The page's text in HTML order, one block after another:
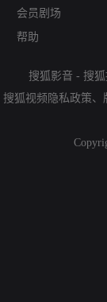
会员剧场
帮助
搜狐影音 - 搜
搜狐视频隐私政策、